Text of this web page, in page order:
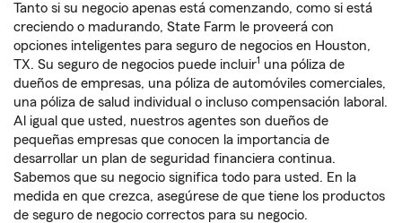
Tanto si su negocio apenas está comenzando, como si está
creciendo o madurando, State Farm le proveerá con
opciones inteligentes para seguro de negocios en Houston,
TX. Su seguro de negocios puede incluir1 una póliza de
dueños de empresas, una póliza de automóviles comerciales,
una póliza de salud individual o incluso compensación laboral.
Al igual que usted, nuestros agentes son dueños de
pequeñas empresas que conocen la importancia de
desarrollar un plan de seguridad financiera continua.
Sabemos que su negocio significa todo para usted. En la
medida en que crezca, asegúrese de que tiene los productos
de seguro de negocio correctos para su negocio.